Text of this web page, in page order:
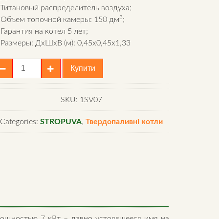
Титановый распределитель воздуха;
Объем топочной камеры: 150 дм3;
Гарантия на котел 5 лет;
Размеры: ДхШхВ (м): 0,45х0,45х1,33
Купити
SKU: 1SV07
Categories: STROPUVA, Твердопаливні котли